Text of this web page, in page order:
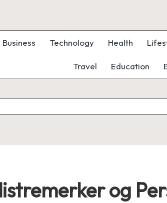
Business Technology Health
Travel Education
og